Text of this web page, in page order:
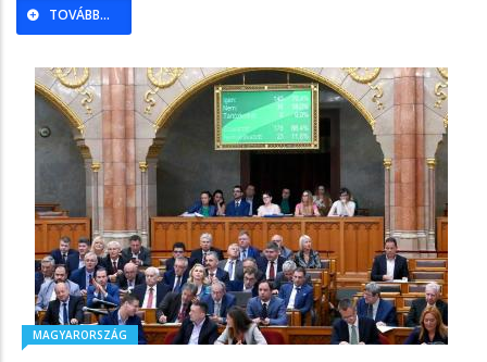
TOVÁBB...
MAGYARORSZÁG